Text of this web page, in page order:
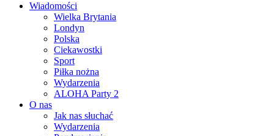
Wiadomości
Wielka Brytania
Londyn
Polska
Ciekawostki
Sport
Piłka nożna
Wydarzenia
ALOHA Party 2
O nas
Jak nas słuchać
Wydarzenia